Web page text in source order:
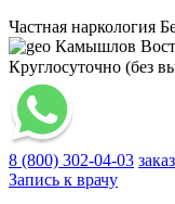
Частная наркология
Камышлов
Круглосуточно (без
8 (800) 302-04-03
Запись к врачу